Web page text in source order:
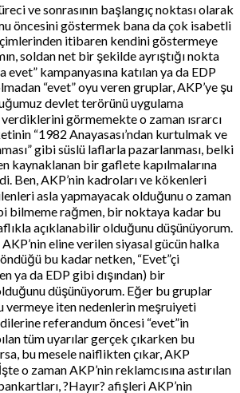
ve sonrasının başlangıç noktası olarak
öncesini göstermek bana da çok isabetli
itibaren kendini göstermeye
soldan net bir şekilde ayrıştığı nokta
evet” kampanyasına katılan ya da EDP
“evet” oyu veren gruplar, AKP’ye şu
devlet terörünü uygulama
görmemekte o zaman ısrarcı
“1982 Anayasası’ndan kurtulmak ve
gibi süslü laflarla pazarlanması, belki
kaynaklanan bir gaflete kapılmalarına
Ben, AKP’nin kadroları ve kökenleri
asla yapmayacak olduğunu o zaman
bilmeme rağmen, bir noktaya kadar bu
açıklanabilir olduğunu düşünüyorum.
eline verilen siyasal gücün halka
bu kadar netken, “Evet”çi
ya da EDP gibi dışından) bir
düşünüyorum. Eğer bu gruplar
vermeye iten nedenlerin meşruiyeti
referandum öncesi “evet”in
tüm uyarılar gerçek çıkarken bu
bu mesele naiflikten çıkar, AKP
o zaman AKP’nin reklamcısına astırılan
?Hayır? afişleri AKP’nin